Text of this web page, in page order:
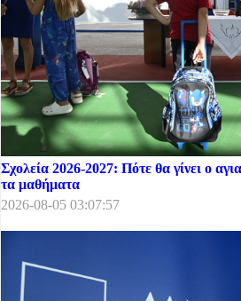
Σχολεία 2026-2027: Πότε θα γίνει ο
τα μαθήματα
2026-08-05 03:07:57